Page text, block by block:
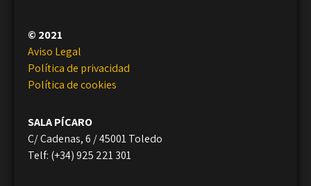
© 2021
Aviso Legal
Política de privacidad
Política de cookies
SALA PÍCARO
C/ Cadenas, 6 / 45001 Toledo
Telf: (+34) 925 221 301